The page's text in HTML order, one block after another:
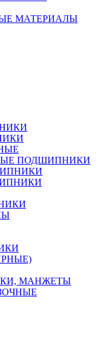
МАТЕРИАЛЫ
ПОДШИПНИКИ
МАНЖЕТЫ